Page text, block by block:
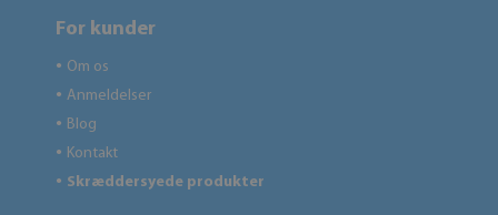
For kunder
● Om os
● Anmeldelser
● Blog
● Kontakt
● Skræddersyede produkter